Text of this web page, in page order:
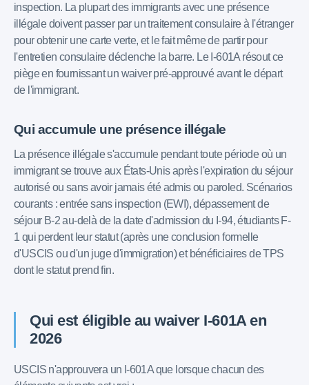
inspection. La plupart des immigrants avec une présence
illégale doivent passer par un traitement consulaire à l'étranger
pour obtenir une carte verte, et le fait même de partir pour
l'entretien consulaire déclenche la barre. Le I-601A résout ce
piège en fournissant un waiver pré-approuvé avant le départ
de l'immigrant.
Qui accumule une présence illégale
La présence illégale s'accumule pendant toute période où un
immigrant se trouve aux États-Unis après l'expiration du séjour
autorisé ou sans avoir jamais été admis ou paroled. Scénarios
courants : entrée sans inspection (EWI), dépassement de
séjour B-2 au-delà de la date d'admission du I-94, étudiants F-
1 qui perdent leur statut (après une conclusion formelle
d'USCIS ou d'un juge d'immigration) et bénéficiaires de TPS
dont le statut prend fin.
Qui est éligible au waiver I-601A en
2026
USCIS n'approuvera un I-601A que lorsque chacun des